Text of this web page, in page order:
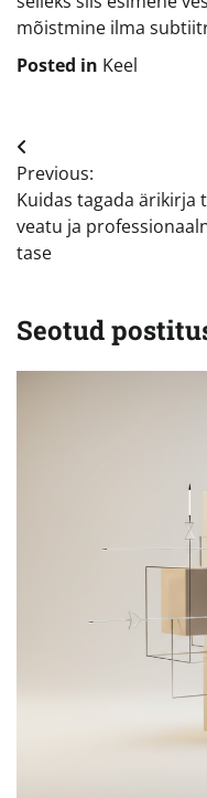
mõistmine ilma
Posted in Keel
Navigeerimine
Previous:
Kuidas tagada ärikirja
veatu ja
tase
Seotud